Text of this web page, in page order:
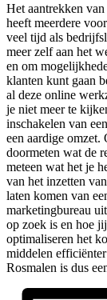
Het aantrekken
heeft meerdere
veel tijd als
meer zelf aan het
en om
klanten kunt gaan
al deze online
je niet meer te
inschakelen van
een aardige omzet.
doormeten wat de
meteen wat het je
van het inzetten
laten komen van
marketingbureau
op zoek is en hoe
optimaliseren het
middelen
Rosmalen is dus